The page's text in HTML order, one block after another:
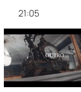
21:05